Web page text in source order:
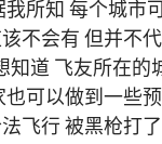
所知 每个城市
不会有 但并不
知道 飞友所在的
可以做到一些
飞行 被黑枪打